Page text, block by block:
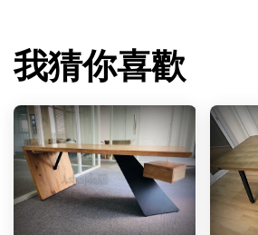
我猜你喜歡